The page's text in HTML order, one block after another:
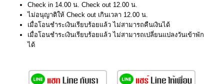
Check in 14.00 น. Check out 12.00 น.
ไม่อนุญาติให้ Check out เกินเวลา 12.00 น.
เมื่อโอนชำระเงินเรียบร้อยแล้ว ไม่สามารถคืนเงินได้
เมื่อโอนชำระเงินเรียบร้อยแล้ว ไม่สามารถเปลี่ยนแปลงวันเข้าพัก
ได้